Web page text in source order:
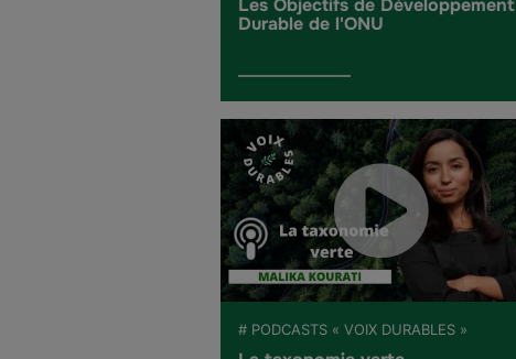
Les Objectifs de Développement
Durable de l'ONU
# PODCASTS « VOIX DURABLES »